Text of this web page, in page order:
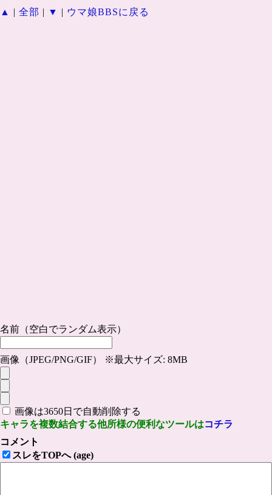
▲ | 全部 | ▼ | ウマ娘BBSに戻る
名前（空白でランダム表示）
画像（JPEG/PNG/GIF） ※最大サイズ: 8MB
画像は3650日で自動削除する
キャラを複数結合する他所様の便利なツールはコチラ
コメント
スレをTOPへ (age)